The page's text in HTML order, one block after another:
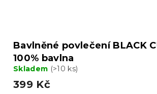
Bavlněné povlečení BLACK
100% bavlna
Skladem (>10 ks)
399 Kč